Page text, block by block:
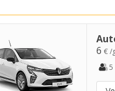
6 € /
5